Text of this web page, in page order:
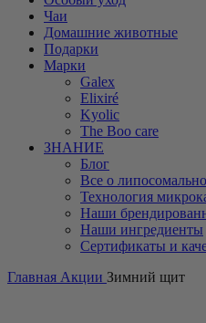
Чаи
Домашние животные
Подарки
Марки
Galex
Elixiré
Kyolic
The Boo care
ЗНАНИЕ
Блог
Все о
Технология
Наши
Наши ингредиенты
Сертификаты и
Главная Акции Зимний щит